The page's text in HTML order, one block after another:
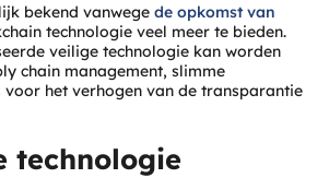
bekend vanwege de opkomst van
technologie veel meer te bieden.
veilige technologie kan worden
chain management, slimme
voor het verhogen van de transparantie
technologie